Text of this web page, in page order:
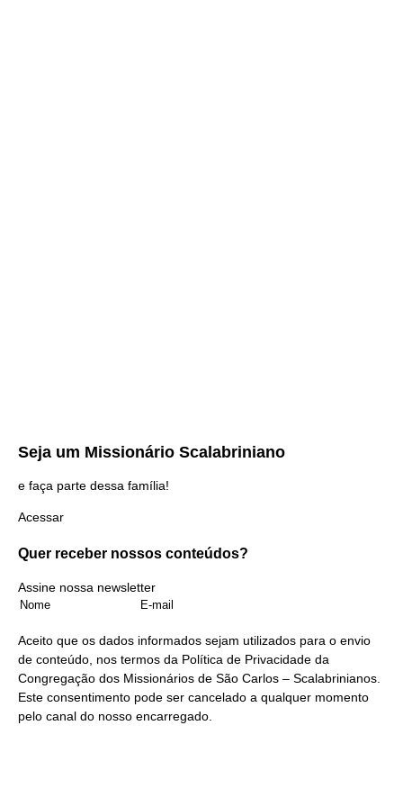
Seja um Missionário Scalabriniano
e faça parte dessa família!
Acessar
Quer receber nossos conteúdos?
Assine nossa newsletter
Aceito que os dados informados sejam utilizados para o envio
de conteúdo, nos termos da Política de Privacidade da
Congregação dos Missionários de São Carlos – Scalabrinianos.
Este consentimento pode ser cancelado a qualquer momento
pelo canal do nosso encarregado.